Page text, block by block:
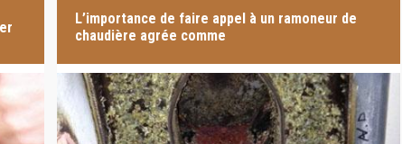
L’importance de faire appel à un ramoneur de
chaudière agrée comme